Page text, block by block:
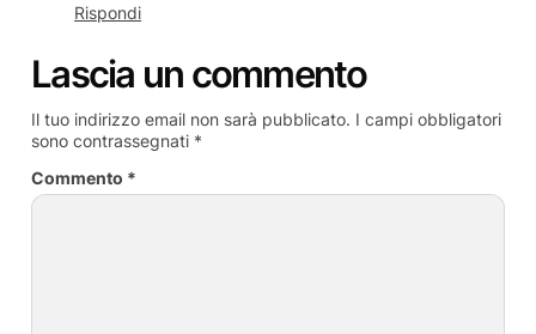
Rispondi
Lascia un commento
Il tuo indirizzo email non sarà pubblicato. I campi obbligatori
sono contrassegnati *
Commento *